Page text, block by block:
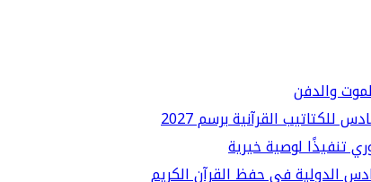
والدفن
القرآنية برسم 2027
تنفيذًا لوصية خيرية
الدولية في حفظ القرآن الكريم